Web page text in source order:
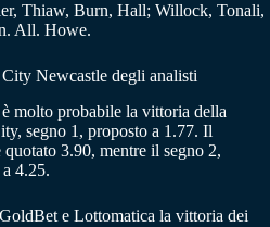
Thiaw, Burn, Hall; Willock, Tonali,
All. Howe.
Newcastle degli analisti
molto probabile la vittoria della
segno 1, proposto a 1.77. Il
3.90, mentre il segno 2,
4.25.
e Lottomatica la vittoria dei